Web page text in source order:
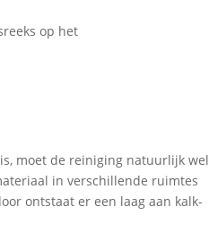
op het
moet de reiniging natuurlijk wel
in verschillende ruimtes
ontstaat er een laag aan kalk-